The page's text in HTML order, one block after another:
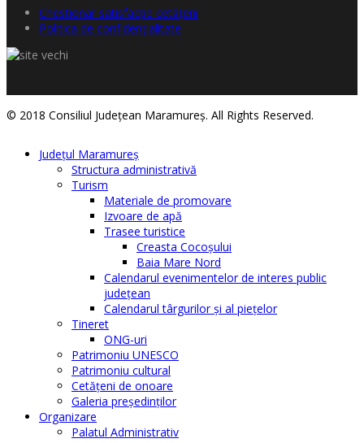
Chestionar satisfacţie cetăţeni
Politica de confidențialitate
© 2018 Consiliul Judeţean Maramureş. All Rights Reserved.
Judeţul Maramureş
Structura administrativă
Turism
Materiale de promovare
Izvoare de apă
Trasee turistice
Creasta Cocoșului
Baia Mare Nord
Calendarul evenimentelor de interes public
judeţean
Calendarul târgurilor şi al pieţelor
Tineret
ONG-uri
Patrimoniu UNESCO
Patrimoniu cultural
Cetăţeni de onoare
Galeria președinților
Organizare
Palatul Administrativ